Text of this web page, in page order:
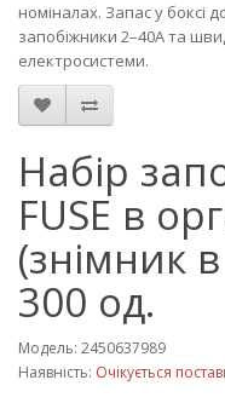
номіналах. Запас у боксі
запобіжники 2–40А та
електросистеми.
Набір
FUSE в
(знімник
300 од.
Модель: 2450637989
Наявність: Очікується